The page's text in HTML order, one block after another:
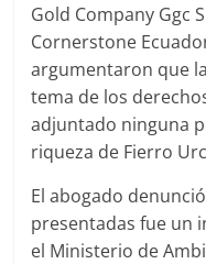
Gold Company Ggc
Cornerstone
argumentaron que
tema de los
adjuntado ninguna
riqueza de Fierro
El abogado
presentadas fue un
el Ministerio de